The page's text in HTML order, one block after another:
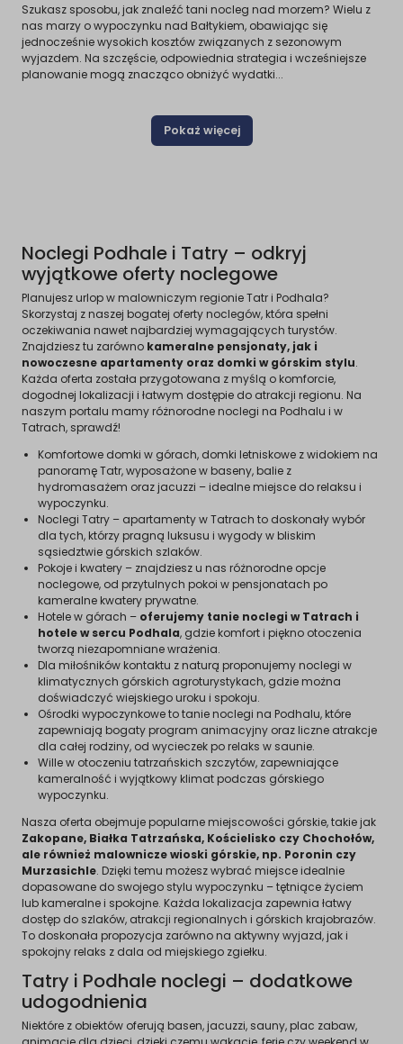
Szukasz sposobu, jak znaleźć tani nocleg nad morzem? Wielu z
nas marzy o wypoczynku nad Bałtykiem, obawiając się
jednocześnie wysokich kosztów związanych z sezonowym
wyjazdem. Na szczęście, odpowiednia strategia i wcześniejsze
planowanie mogą znacząco obniżyć wydatki...
Pokaż więcej
Noclegi Podhale i Tatry – odkryj
wyjątkowe oferty noclegowe
Planujesz urlop w malowniczym regionie Tatr i Podhala?
Skorzystaj z naszej bogatej oferty noclegów, która spełni
oczekiwania nawet najbardziej wymagających turystów.
Znajdziesz tu zarówno kameralne pensjonaty, jak i
nowoczesne apartamenty oraz domki w górskim stylu.
Każda oferta została przygotowana z myślą o komforcie,
dogodnej lokalizacji i łatwym dostępie do atrakcji regionu. Na
naszym portalu mamy różnorodne noclegi na Podhalu i w
Tatrach, sprawdź!
Komfortowe domki w górach, domki letniskowe z widokiem na
panoramę Tatr, wyposażone w baseny, balie z
hydromasażem oraz jacuzzi – idealne miejsce do relaksu i
wypoczynku.
Noclegi Tatry – apartamenty w Tatrach to doskonały wybór
dla tych, którzy pragną luksusu i wygody w bliskim
sąsiedztwie górskich szlaków.
Pokoje i kwatery – znajdziesz u nas różnorodne opcje
noclegowe, od przytulnych pokoi w pensjonatach po
kameralne kwatery prywatne.
Hotele w górach – oferujemy tanie noclegi w Tatrach i
hotele w sercu Podhala, gdzie komfort i piękno otoczenia
tworzą niezapomniane wrażenia.
Dla miłośników kontaktu z naturą proponujemy noclegi w
klimatycznych górskich agroturystykach, gdzie można
doświadczyć wiejskiego uroku i spokoju.
Ośrodki wypoczynkowe to tanie noclegi na Podhalu, które
zapewniają bogaty program animacyjny oraz liczne atrakcje
dla całej rodziny, od wycieczek po relaks w saunie.
Wille w otoczeniu tatrzańskich szczytów, zapewniające
kameralność i wyjątkowy klimat podczas górskiego
wypoczynku.
Nasza oferta obejmuje popularne miejscowości górskie, takie jak
Zakopane, Białka Tatrzańska, Kościelisko czy Chochołów,
ale również malownicze wioski górskie, np. Poronin czy
Murzasichle. Dzięki temu możesz wybrać miejsce idealnie
dopasowane do swojego stylu wypoczynku – tętniące życiem
lub kameralne i spokojne. Każda lokalizacja zapewnia łatwy
dostęp do szlaków, atrakcji regionalnych i górskich krajobrazów.
To doskonała propozycja zarówno na aktywny wyjazd, jak i
spokojny relaks z dala od miejskiego zgiełku.
Tatry i Podhale noclegi – dodatkowe
udogodnienia
Niektóre z obiektów oferują basen, jacuzzi, sauny, plac zabaw,